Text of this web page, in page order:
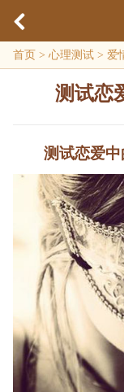
首页 > 心理测试 > 爱
测试恋
测试恋爱